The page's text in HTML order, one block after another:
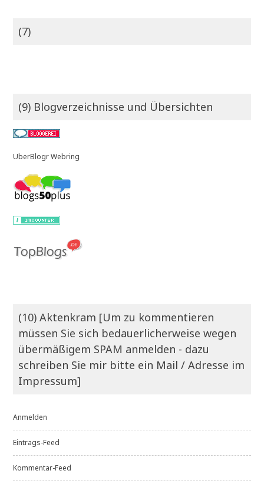
(7)
(9) Blogverzeichnisse und Übersichten
UberBlogr Webring
(10) Aktenkram [Um zu kommentieren
müssen Sie sich bedauerlicherweise wegen
übermäßigem SPAM anmelden - dazu
schreiben Sie mir bitte ein Mail / Adresse im
Impressum]
Anmelden
Eintrags-Feed
Kommentar-Feed